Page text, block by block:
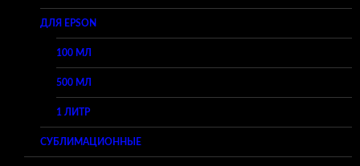
ДЛЯ EPSON
100 МЛ
500 МЛ
1 ЛИТР
СУБЛИМАЦИОННЫЕ